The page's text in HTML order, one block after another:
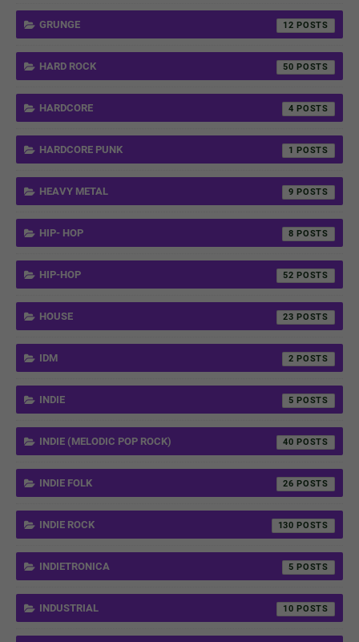
GRUNGE 12
HARD ROCK 50
HARDCORE 4
HARDCORE PUNK 1
HEAVY METAL 9
HIP- HOP 8
HIP-HOP 52
HOUSE 23
IDM 2
INDIE 5
INDIE (MELODIC POP ROCK) 40
INDIE FOLK 26
INDIE ROCK 130
INDIETRONICA 5
INDUSTRIAL 10